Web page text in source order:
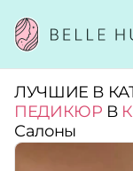
Город:
ЛУЧШИЕ В
ПЕДИКЮР В
Салоны